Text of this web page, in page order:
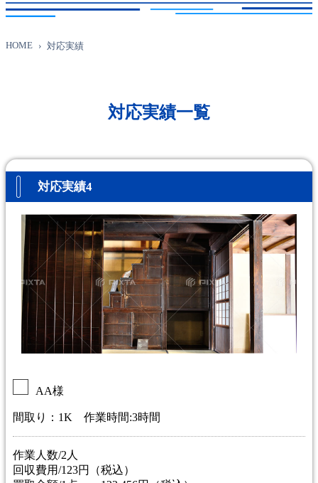
HOME 対応実績
対応実績一覧
対応実績4
AA様
間取り：1K 作業時間:3時間
作業人数/2人
回収費用/123円（税込）